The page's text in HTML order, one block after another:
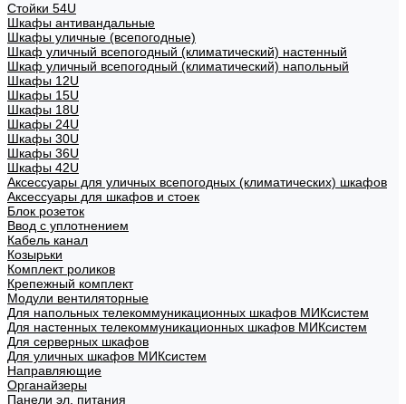
Стойки 54U
Шкафы антивандальные
Шкафы уличные (всепогодные)
Шкаф уличный всепогодный (климатический) настенный
Шкаф уличный всепогодный (климатический) напольный
Шкафы 12U
Шкафы 15U
Шкафы 18U
Шкафы 24U
Шкафы 30U
Шкафы 36U
Шкафы 42U
Аксессуары для уличных всепогодных (климатических) шкафов
Аксессуары для шкафов и стоек
Блок розеток
Ввод с уплотнением
Кабель канал
Козырьки
Комплект роликов
Крепежный комплект
Модули вентиляторные
Для напольных телекоммуникационных шкафов МИКсистем
Для настенных телекоммуникационных шкафов МИКсистем
Для серверных шкафов
Для уличных шкафов МИКсистем
Направляющие
Органайзеры
Панели эл. питания